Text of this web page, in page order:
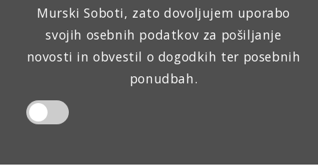
Murski Soboti, zato dovoljujem uporabo
svojih osebnih podatkov za pošiljanje
novosti in obvestil o dogodkih ter posebnih
ponudbah.